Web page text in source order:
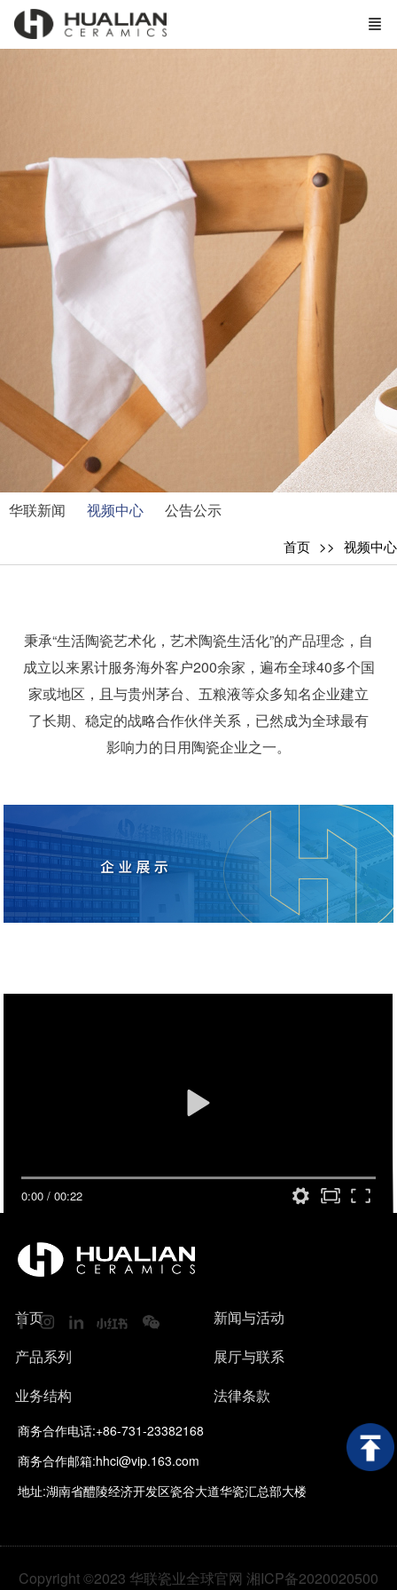
华联新闻 视频中心 公告公示
首页 视频中心
秉承“生活陶瓷艺术化，艺术陶瓷生活化”的产品理念，自
成立以来累计服务海外客户200余家，遍布全球40多个国
家或地区，且与贵州茅台、五粮液等众多知名企业建立
了长期、稳定的战略合作伙伴关系，已然成为全球最有
影响力的日用陶瓷企业之一。
0:00 /00:22
首页
产品系列
业务结构
新闻与活动
展厅与联系
法律条款
商务合作电话:+86-731-23382168
商务合作邮箱:hhci@vip.163.com
地址:湖南省醴陵经济开发区瓷谷大道华瓷汇总部大楼
Copyright ©2023 华联瓷业全球官网 湘ICP备2020020500